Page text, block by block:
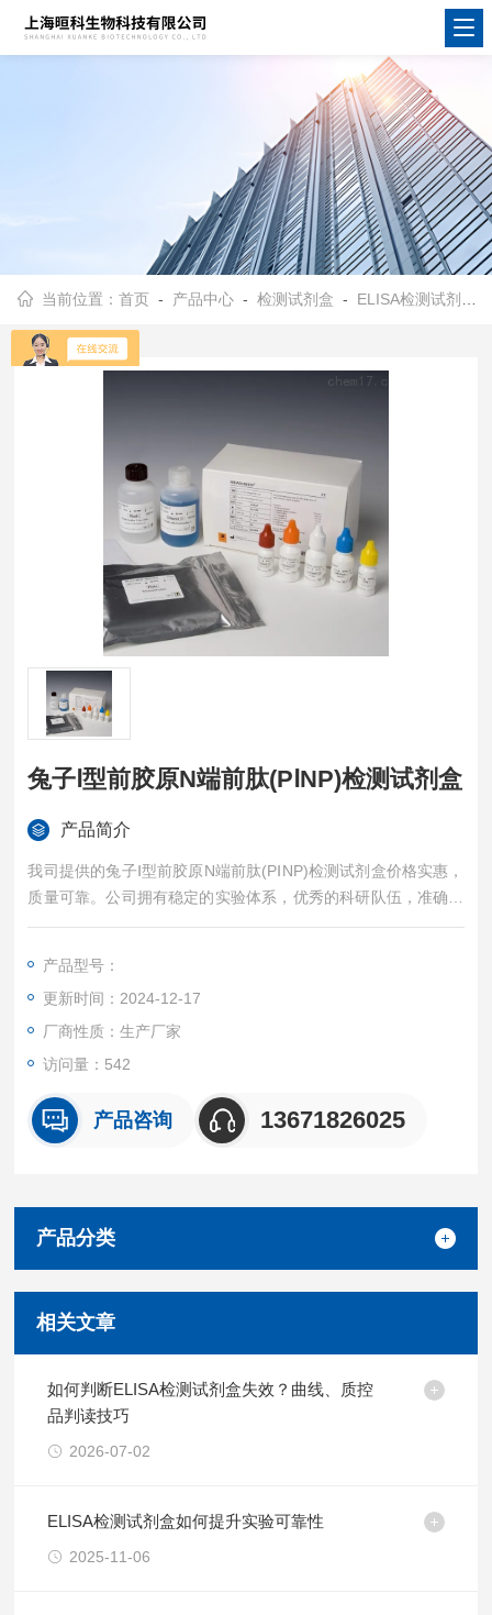
当前位置：首页 - 产品中心 -检测试剂盒 - ELISA检测试剂盒
兔子Ⅰ型前胶原N端前肽(PⅠNP)检测试剂盒
产品简介
我司提供的兔子Ⅰ型前胶原N端前肽(PⅠNP)检测试剂盒价格实惠，
质量可靠。公司拥有稳定的实验体系，优秀的科研队伍，准确的
实验结果，是您值得信赖的合作伙伴，凡购买我司的试剂盒产品
产品型号：
更新时间：2024-12-17
厂商性质：生产厂家
访问量：542
产品咨询 13671826025
产品分类
相关文章
如何判断ELISA检测试剂盒失效？曲线、质控
品判读技巧
2026-07-02
ELISA检测试剂盒如何提升实验可靠性
2025-11-06